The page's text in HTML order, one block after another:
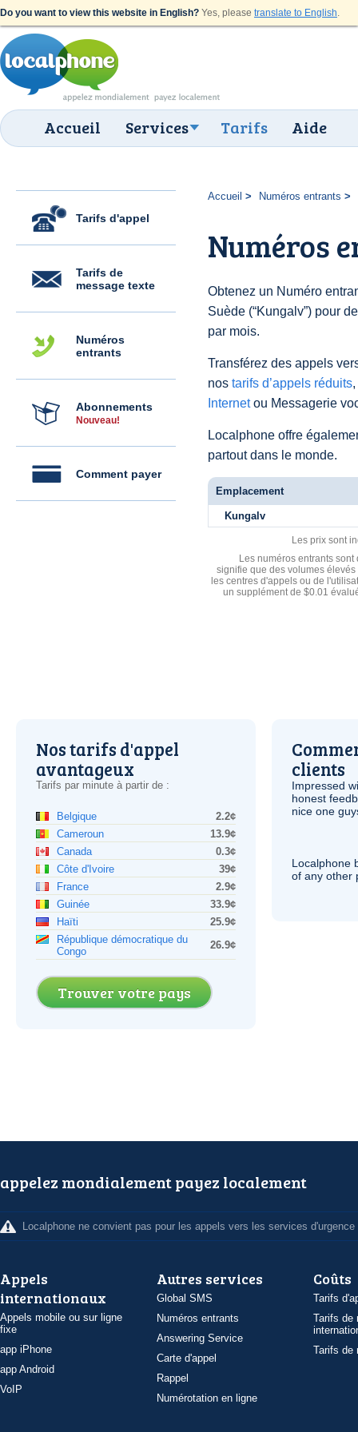
Do you want to view this website in English? Yes, please translate to English.
Accueil Services Tarifs Aide
Tarifs d'appel
Tarifs de
message texte
Numéros
entrants
Abonnements
Nouveau!
Comment payer
Accueil Numéros entrants
Numéros
Obtenez un Numéro
Suède (“Kungalv”) pour
par mois.
Transférez des appels
nos tarifs d’appels réduits
Internetou Messagerie
Localphone offre
partout dans le monde.
Emplacement
Kungalv
Les prix sont
Les numéros entrants
signifie que des volumes
les centres d'appels ou de
un supplément de $0.01
Nos tarifs d'appel
avantageux
Tarifs par minute à partir de :
Belgique
2.2¢
Cameroun
13.9¢
Canada
0.3¢
Côte d'Ivoire
39¢
France
2.9¢
Guinée
33.9¢
Haïti
25.9¢
République démocratique du
Congo
26.9¢
Trouver votre pays
clients
Impressed
honest
nice one
Localphone
of any other
appelez mondialement payez localement
Localphone ne convient pas pour les appels vers les services d'urgence
Appels
internationaux
Appels mobile ou sur ligne
fixe
app iPhone
app Android
VoIP
Autres services
Global SMS
Numéros entrants
Answering Service
Carte d'appel
Rappel
Numérotation en ligne
Coûts
Tarifs
Tarifs de
Tarifs de